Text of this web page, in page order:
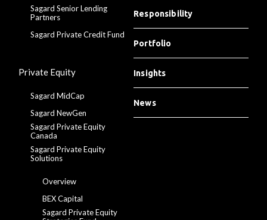
Sagard Senior Lending
Partners
Sagard Private Credit Fund
Private Equity
Sagard MidCap
Sagard NewGen
Sagard Private Equity
Canada
Sagard Private Equity
Solutions
Overview
BEX Capital
Sagard Private Equity
Responsibility
Portfolio
Insights
News